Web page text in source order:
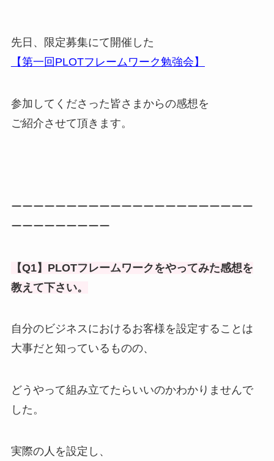
先日、限定募集にて開催した
【第一回PLOTフレームワーク勉強会】
参加してくださった皆さまからの感想を
ご紹介させて頂きます。
ーーーーーーーーーーーーーーーーーーーーーー
ーーーーーーーーー
【Q1】PLOTフレームワークをやってみた感想を
教えて下さい。
自分のビジネスにおけるお客様を設定することは
大事だと知っているものの、
どうやって組み立てたらいいのかわかりませんで
した。
実際の人を設定し、